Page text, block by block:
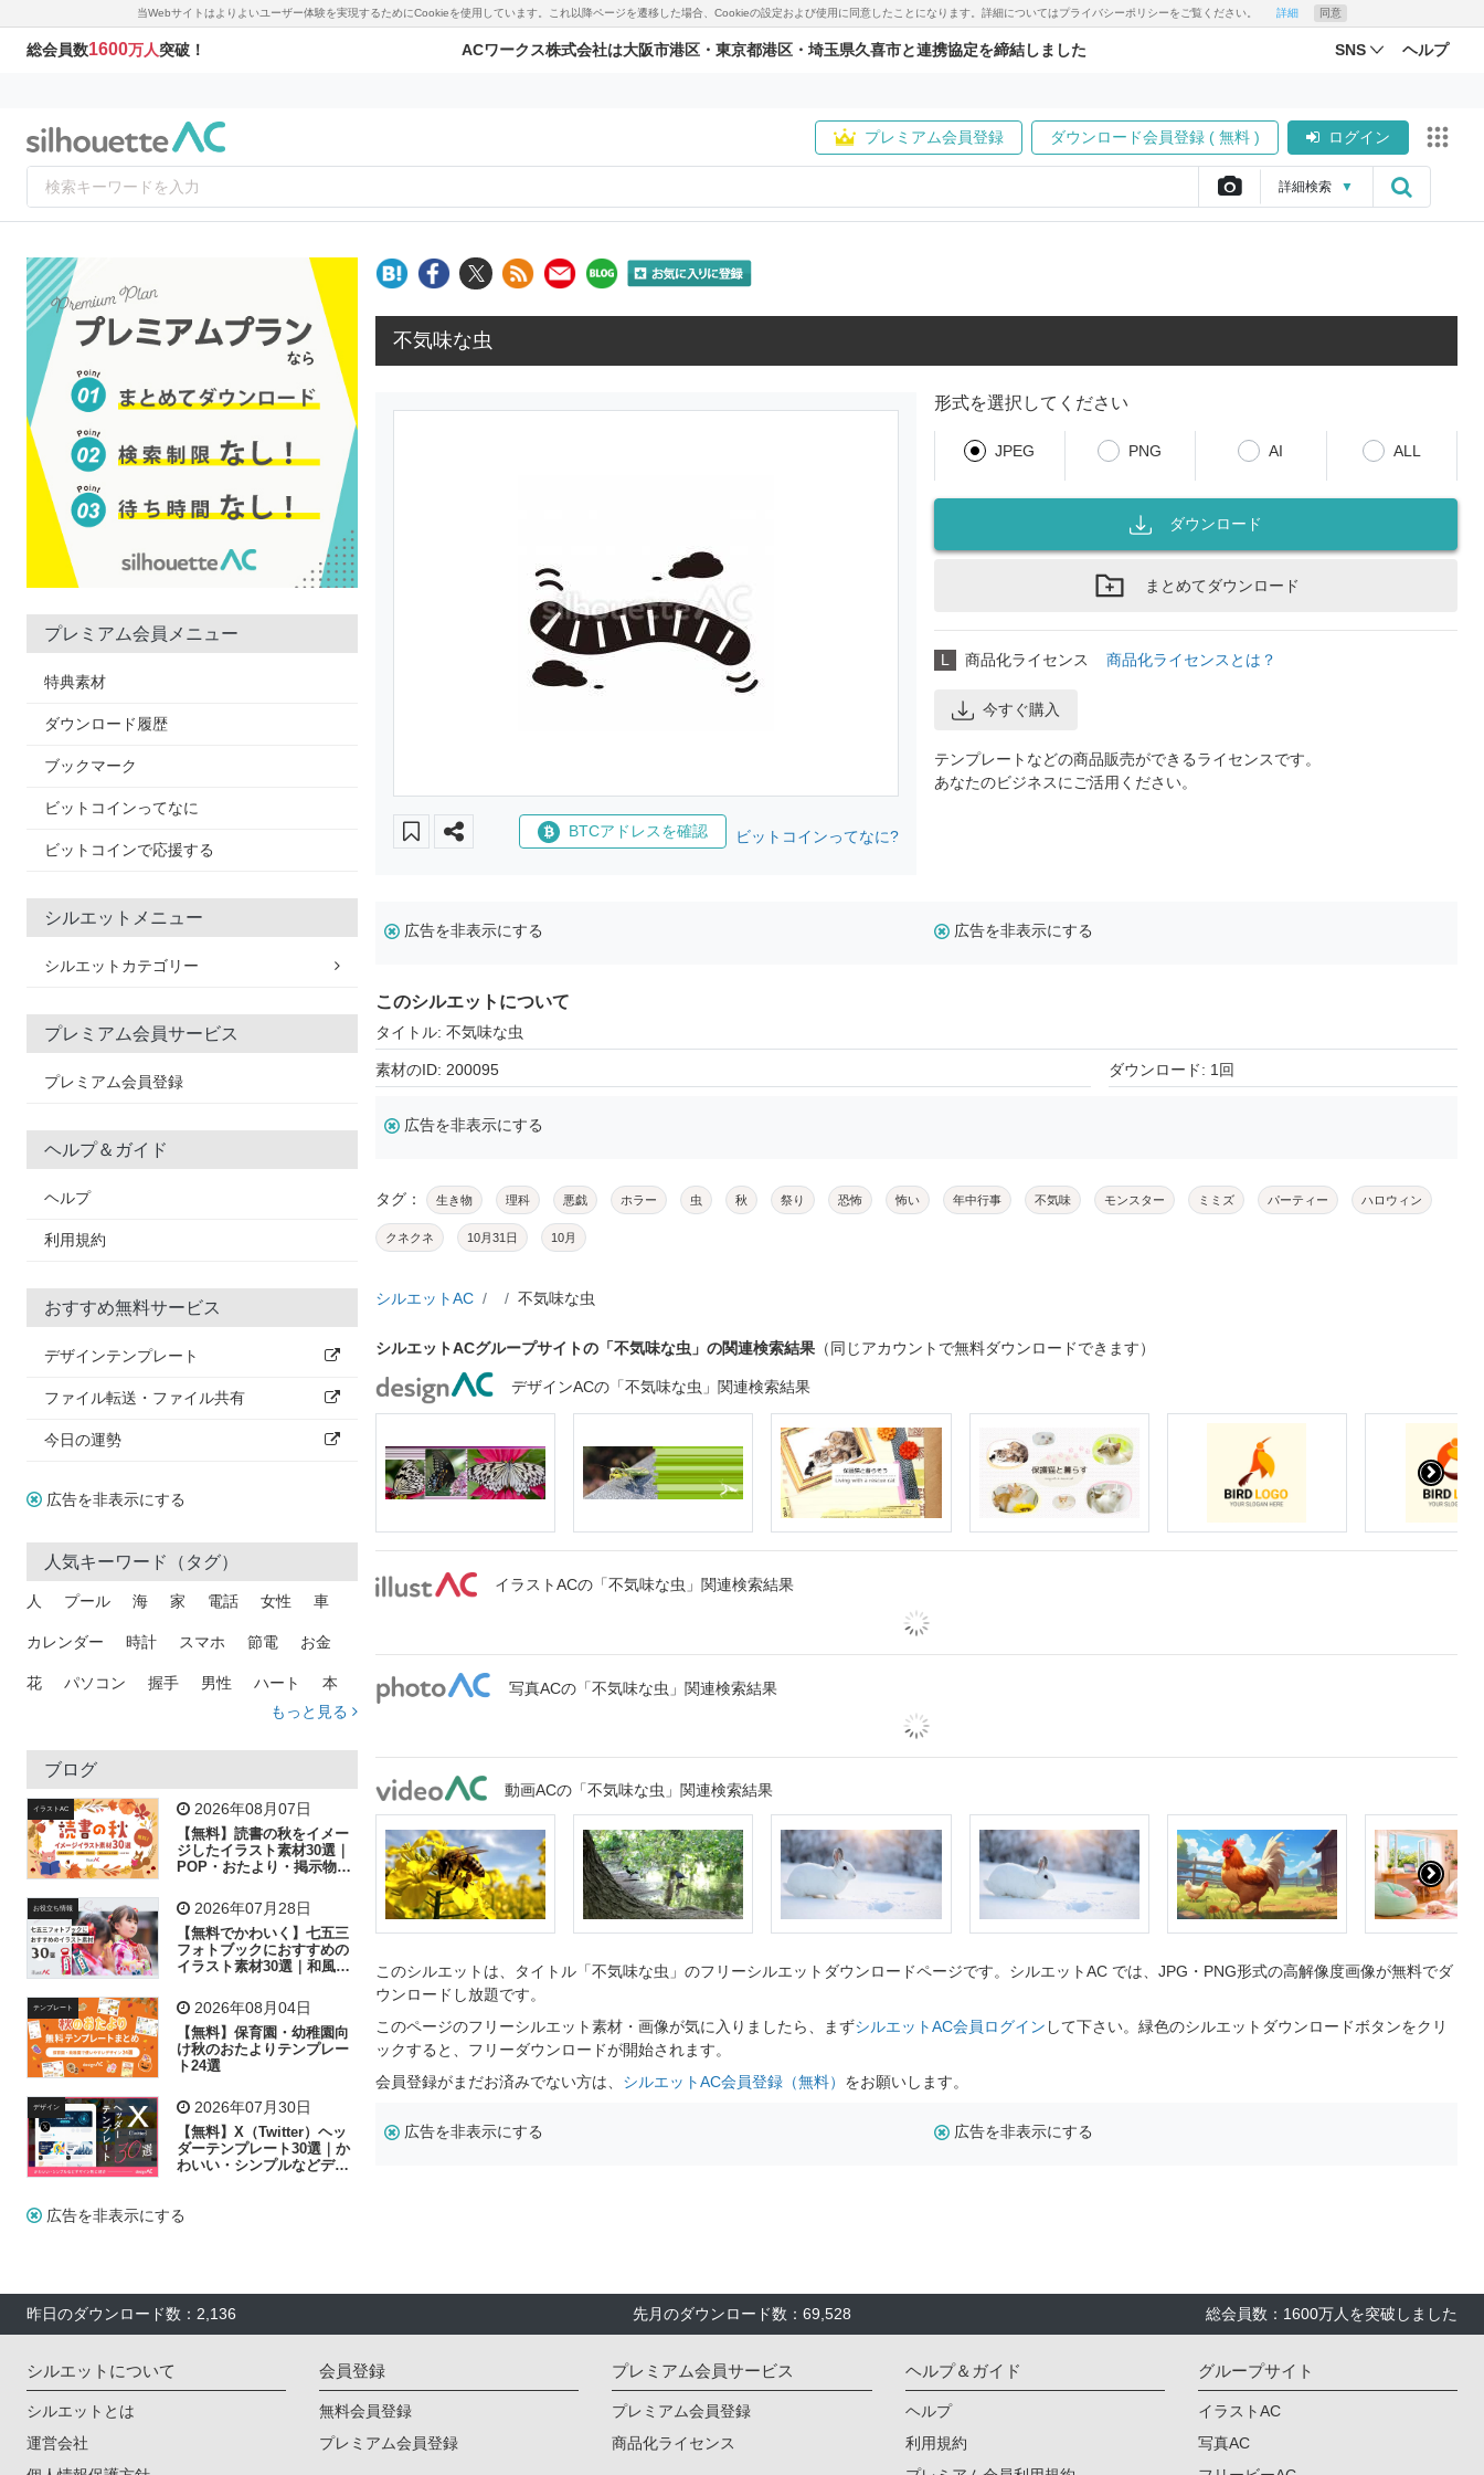
当Webサイトはよりよいユーザー体験を実現するためにCookieを使用しています。これ以降ページを遷移した場合、Cookieの設定および使用に同意したことになります。詳細についてはプライバシーポリシーをご覧ください。 詳細 同意
総会員数1600万人突破！ ACワークス株式会社は大阪市港区・東京都港区・埼玉県久喜市と連携協定を締結しました SNS ヘルプ
プレミアム会員登録 ダウンロード会員登録 ( 無料 ) ログイン
詳細検索 ▼
プレミアム会員メニュー
特典素材
ダウンロード履歴
ブックマーク
ビットコインってなに
ビットコインで応援する
シルエットメニュー
シルエットカテゴリー
プレミアム会員サービス
プレミアム会員登録
ヘルプ＆ガイド
ヘルプ
利用規約
おすすめ無料サービス
デザインテンプレート
ファイル転送・ファイル共有
今日の運勢
広告を非表示にする
人気キーワード（タグ）
人 プール 海 家 電話 女性 車
カレンダー 時計 スマホ 節電 お金
花 パソコン 握手 男性 ハート 本
トラック 木
吹き出し
飛行機 グラフ ビル 魚 家族 書類
歩く 工場 会社 太陽 キラキラ
子供 作業員 葉 相談 ピクトグラム
もっと見る
ブログ
イラストAC 2026年08月07日
【無料】読書の秋をイメー
ジしたイラスト素材30選｜
POP・おたより・掲示物に
お役立ち情報 2026年07月28日
【無料でかわいく】七五三
フォトブックにおすすめの
イラスト素材30選｜和風の
テンプレート 2026年08月04日
【無料】保育園・幼稚園向
け秋のおたよりテンプレー
ト24選
デザイン 2026年07月30日
【無料】X（Twitter）ヘッ
ダーテンプレート30選｜か
わいい・シンプルなどデザ
広告を非表示にする
不気味な虫
BTCアドレスを確認 ビットコインってなに?
形式を選択してください
JPEG PNG AI ALL
ダウンロード
まとめてダウンロード
L 商品化ライセンス 商品化ライセンスとは？
今すぐ購入
テンプレートなどの商品販売ができるライセンスです。
あなたのビジネスにご活用ください。
広告を非表示にする 広告を非表示にする
このシルエットについて
タイトル: 不気味な虫
素材のID: 200095 ダウンロード: 1回
広告を非表示にする
タグ： 生き物 理科 悪戯 ホラー 虫 秋 祭り 恐怖 怖い 年中行事 不気味 モンスター ミミズ パーティー ハロウィン
クネクネ 10月31日 10月
シルエットAC 不気味な虫
シルエットACグループサイトの「不気味な虫」の関連検索結果 （同じアカウントで無料ダウンロードできます）
デザインACの「不気味な虫」関連検索結果
イラストACの「不気味な虫」関連検索結果
写真ACの「不気味な虫」関連検索結果
動画ACの「不気味な虫」関連検索結果
このシルエットは、タイトル「不気味な虫」のフリーシルエットダウンロードページです。シルエットAC では、JPG・PNG形式の高解像度画像が無料でダ
ウンロードし放題です。
このページのフリーシルエット素材・画像が気に入りましたら、まずシルエットAC会員ログイン して下さい。緑色のシルエットダウンロードボタンをクリ
ックすると、フリーダウンロードが開始されます。
会員登録がまだお済みでない方は、 シルエットAC会員登録（無料） をお願いします。
広告を非表示にする 広告を非表示にする
昨日のダウンロード数：2,136 先月のダウンロード数：69,528 総会員数：1600万人を突破しました
シルエットについて
シルエットとは
運営会社
会員登録
無料会員登録
プレミアム会員登録
プレミアム会員サービス
プレミアム会員登録
商品化ライセンス
ヘルプ＆ガイド
ヘルプ
利用規約
グループサイト
イラストAC
写真AC